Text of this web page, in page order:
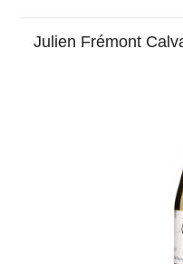
Julien Frémont